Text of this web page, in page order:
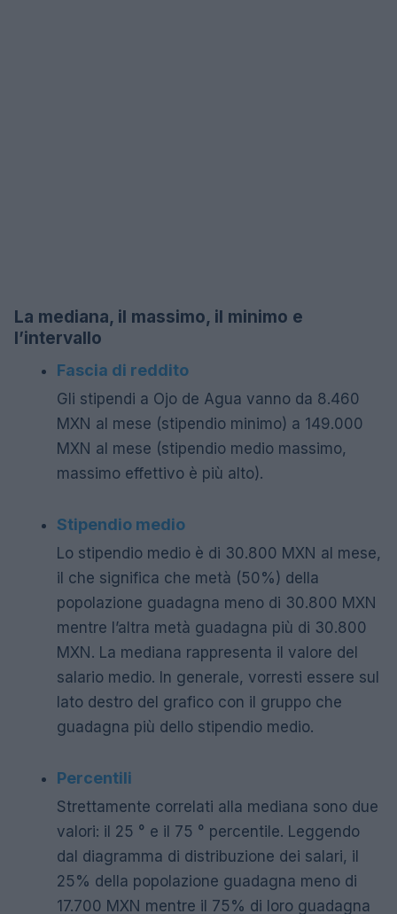
La mediana, il massimo, il minimo e
l’intervallo
Fascia di reddito
Gli stipendi a Ojo de Agua vanno da 8.460
MXN al mese (stipendio minimo) a 149.000
MXN al mese (stipendio medio massimo,
massimo effettivo è più alto).
Stipendio medio
Lo stipendio medio è di 30.800 MXN al mese,
il che significa che metà (50%) della
popolazione guadagna meno di 30.800 MXN
mentre l’altra metà guadagna più di 30.800
MXN. La mediana rappresenta il valore del
salario medio. In generale, vorresti essere sul
lato destro del grafico con il gruppo che
guadagna più dello stipendio medio.
Percentili
Strettamente correlati alla mediana sono due
valori: il 25 ° e il 75 ° percentile. Leggendo
dal diagramma di distribuzione dei salari, il
25% della popolazione guadagna meno di
17.700 MXN mentre il 75% di loro guadagna